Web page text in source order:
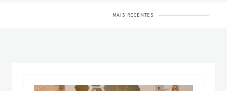
MAIS RECENTES